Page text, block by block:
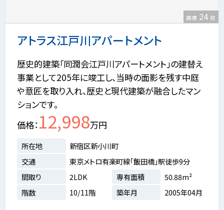
アトラス江戸川アパートメント
画像 24 枚
歴史的建築「同潤会江戸川アパートメント」の建替え
事業として205年に竣工し、当時の面影を残す中庭
や意匠を取り入れ、歴史と現代建築が融合したマン
ションです。
価格 12,998万円
所在地
新宿区新小川町
交通
東京メトロ有楽町線「飯田橋」駅徒歩9分
間取り
2LDK 専有面積
50.88m²
階数
10/11階 築年月 2005年04月